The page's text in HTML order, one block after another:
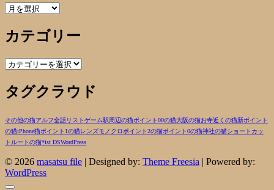
ア
カ
イ
ブ
カテゴリー
カ
ゴ
リ
タグクラウド
その他の猫アルフ全話リストゲーム駅周辺の猫ポイント00の猫大阪の猫お寺近くの猫新ポイント
の猫iPhone猫ポイント1の猫レンズモノクロ ポイント2の猫ポイント0の猫神社の猫ショートカッ
トルートの猫*ist DSWordPress
© 2026 masatsu file | Designed by: Theme Freesia | Powered by:
WordPress